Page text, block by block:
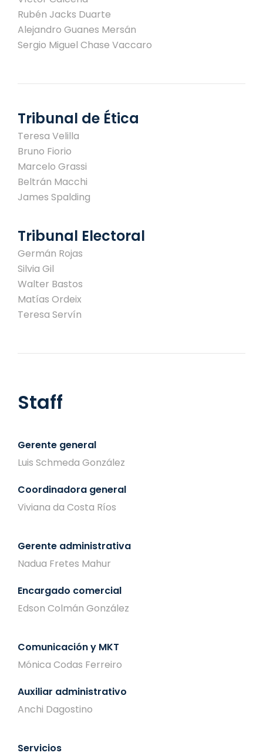
Rubén Jacks Duarte
Alejandro Guanes Mersán
Sergio Miguel Chase Vaccaro
Tribunal de Ética
Teresa Velilla
Bruno Fiorio
Marcelo Grassi
Beltrán Macchi
James Spalding
Tribunal Electoral
Germán Rojas
Silvia Gil
Walter Bastos
Matías Ordeix
Teresa Servín
Staff
Gerente general
Luis Schmeda González
Coordinadora general
Viviana da Costa Ríos
Gerente administrativa
Nadua Fretes Mahur
Encargado comercial
Edson Colmán González
Comunicación y MKT
Mónica Codas Ferreiro
Auxiliar administrativo
Anchi Dagostino
Servicios